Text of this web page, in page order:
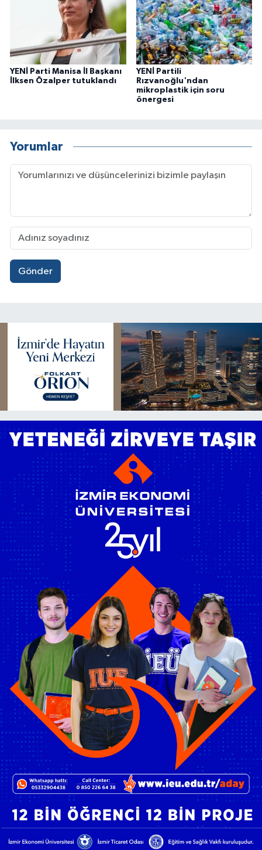
YENİ Parti Manisa İl Başkanı
İlksen Özalper tutuklandı
YENİ Partili
Rızvanoğlu'ndan
mikroplastik için soru
önergesi
Yorumlar
Gönder